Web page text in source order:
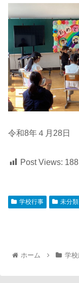
令和8年４月28日
Post Views: 188
学校行事 未分類
ホーム 学